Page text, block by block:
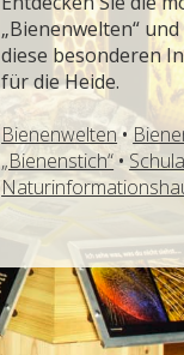
„Bienenwelten“
diese besonderen
für die Heide.
Bienenwelten•
„Bienenstich“ •